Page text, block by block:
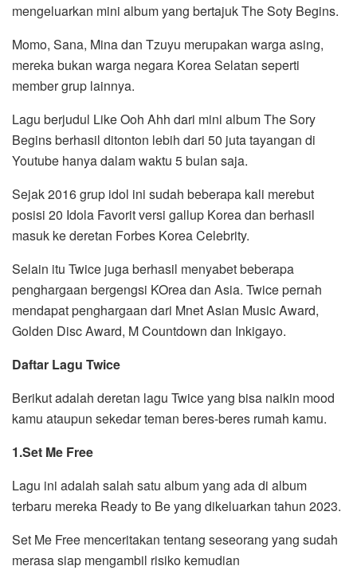
mengeluarkan mini album yang bertajuk The Soty Begins.
Momo, Sana, Mina dan Tzuyu merupakan warga asing,
mereka bukan warga negara Korea Selatan seperti
member grup lainnya.
Lagu berjudul Like Ooh Ahh dari mini album The Sory
Begins berhasil ditonton lebih dari 50 juta tayangan di
Youtube hanya dalam waktu 5 bulan saja.
Sejak 2016 grup idol ini sudah beberapa kali merebut
posisi 20 Idola Favorit versi gallup Korea dan berhasil
masuk ke deretan Forbes Korea Celebrity.
Selain itu Twice juga berhasil menyabet beberapa
penghargaan bergengsi KOrea dan Asia. Twice pernah
mendapat penghargaan dari Mnet Asian Music Award,
Golden Disc Award, M Countdown dan Inkigayo.
Daftar Lagu Twice
Berikut adalah deretan lagu Twice yang bisa naikin mood
kamu ataupun sekedar teman beres-beres rumah kamu.
1.Set Me Free
Lagu ini adalah salah satu album yang ada di album
terbaru mereka Ready to Be yang dikeluarkan tahun 2023.
Set Me Free menceritakan tentang seseorang yang sudah
merasa siap mengambil risiko kemudian